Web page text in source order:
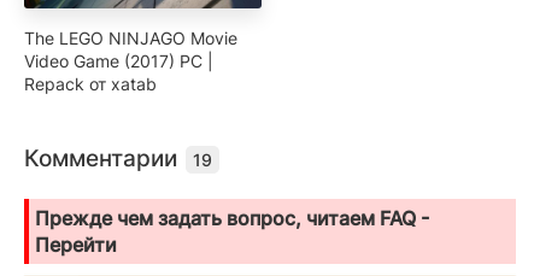
The LEGO NINJAGO Movie
Video Game (2017) PC |
Repack от xatab
Комментарии 19
Прежде чем задать вопрос, читаем FAQ -
Перейти